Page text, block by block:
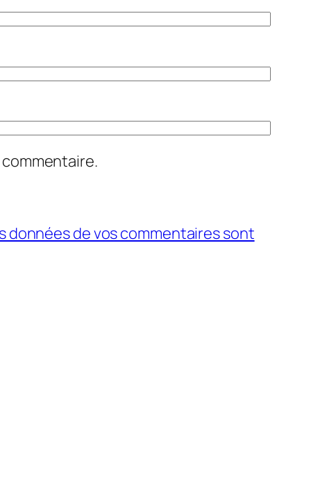
données de vos commentaires sont